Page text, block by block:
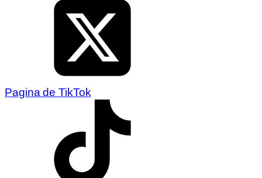
Pagina de TikTok